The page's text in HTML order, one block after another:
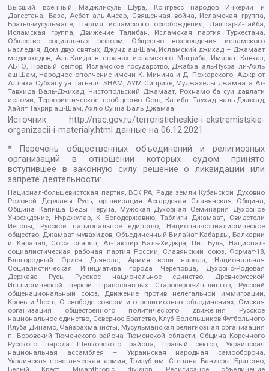
Высший военный Маджлисуль Шура, Конгресс народов Ичкерии и
Дагестана, База, Асбат аль-Ансар, Священная война, Исламская группа,
Братья-мусульмане, Партия исламского освобождения, Лашкар-И-Тайба,
Исламская группа, Движение Талибан, Исламская партия Туркестана,
Общество социальных реформ, Общество возрождения исламского
наследия, Дом двух святых, Джунд аш-Шам, Исламский джихад – Джамаат
моджахедов, Аль-Каида в странах исламского Магриба, Имарат Кавказ,
АБТО, Правый сектор, Исламское государство, Джабха аль-Нусра ли-Ахль
аш-Шам, Народное ополчение имени К. Минина и Д. Пожарского, Аджр от
Аллаха Субхану уа Тагьаля SHAM, АУМ Синрике, Муджахеды джамаата Ат-
Тавхида Валь-Джихад, Чистопольский Джамаат, Рохнамо ба суи давлати
исломи, Террористическое сообщество Сеть, Катиба Таухид валь-Джихад,
Хайят Тахрир аш-Шам, Ахлю Сунна Валь Джамаа
Источник:
http://nac.gov.ru/terroristicheskie-i-ekstremistskie-
organizacii-i-materialy.html данные на06.12.2021
* Перечень общественных объединений и религиозных
организаций в отношении которых судом принято
вступившее в законную силу решение о ликвидации или
запрете деятельности:
Национал-большевистская партия, ВЕК РА, Рада земли Кубанской Духовно
Родовой Державы Русь, организация Асгардская Славянская Община,
Община Капища Веды Перуна, Мужская Духовная Семинария Духовное
Учреждение, Нурджулар, К Богодержавию, Таблиги Джамаат, Свидетели
Иеговы, Русское национальное единство, Национал-социалистическое
общество, Джамаат мувахидов, Объединенный Вилайат Кабарды, Балкарии
и Карачая, Союз славян, Ат-Такфир Валь-Хиджра, Пит Буль, Национал-
социалистическая рабочая партия России, Славянский союз, Формат-18,
Благородный Орден Дьявола, Армия воли народа, Национальная
Социалистическая Инициатива города Череповца, Духовно-Родовая
Держава Русь, Русское национальное единство, Древнерусской
Инглистической церкви Православных Староверов-Инглингов, Русский
общенациональный союз, Движение против нелегальной иммиграции,
Кровь и Честь, О свободе совести и о религиозных объединениях, Омская
организация общественного политического движения Русское
национальное единство, Северное Братство, Клуб Болельщиков Футбольного
Клуба Динамо, Файзрахманисты, Мусульманская религиозная организация
п. Боровский Тюменского района Тюменской области, Община Коренного
Русского народа Щелковского района, Правый сектор, Украинская
национальная ассамблея – Украинская народная самооборона,
Украинская повстанческая армия, Тризуб им. Степана Бандеры, Братство,
Белый Крест, Misanthropic division, Религиозное объединение